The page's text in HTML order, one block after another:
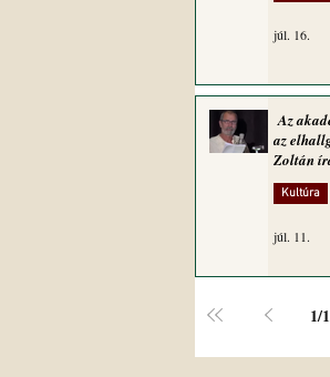
júl. 16.
Az
az
Zoltán
Kultúra
júl. 11.
1/